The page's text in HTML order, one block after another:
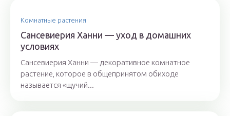
Комнатные растения
Сансевиерия Ханни — уход в домашних
условиях
Сансевиерия Ханни — декоративное комнатное
растение, которое в общепринятом обиходе
называется «щучий...